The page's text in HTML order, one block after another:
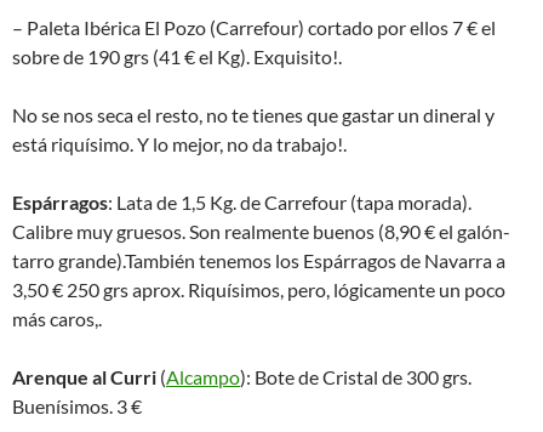
– Paleta Ibérica El Pozo (Carrefour) cortado por ellos 7 € el
sobre de 190 grs (41 € el Kg). Exquisito!.
No se nos seca el resto, no te tienes que gastar un dineral y
está riquísimo. Y lo mejor, no da trabajo!.
Espárragos: Lata de 1,5 Kg. de Carrefour (tapa morada).
Calibre muy gruesos. Son realmente buenos (8,90 € el galón-
tarro grande).También tenemos los Espárragos de Navarra a
3,50 € 250 grs aprox. Riquísimos, pero, lógicamente un poco
más caros,.
Arenque al Curri (Alcampo): Bote de Cristal de 300 grs.
Buenísimos. 3 €